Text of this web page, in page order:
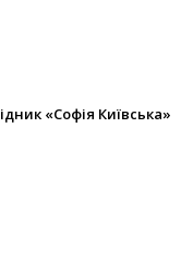
«Софія Київська»